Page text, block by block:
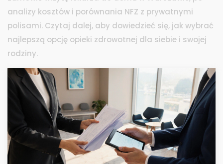
analizy kosztów i porównania NFZ z prywatnymi
polisami. Czytaj dalej, aby dowiedzieć się, jak wybrać
najlepszą opcję opieki zdrowotnej dla siebie i swojej
rodziny.